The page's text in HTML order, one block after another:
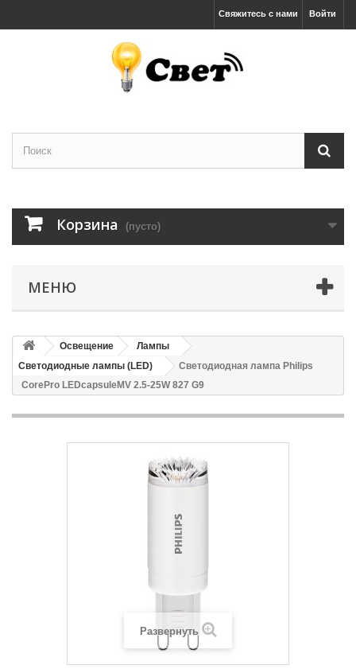
Войти
Свяжитесь с нами
Корзина (пусто)
МЕНЮ
Освещение
Лампы
Светодиодные лампы (LED)
Светодиодная лампа Philips
CorePro LEDcapsuleMV 2.5-25W 827 G9
Развернуть